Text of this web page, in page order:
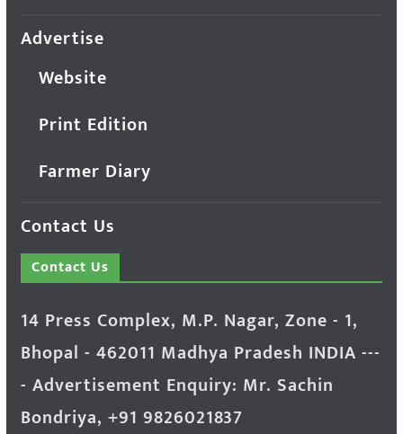
Advertise
Website
Print Edition
Farmer Diary
Contact Us
Contact Us
14 Press Complex, M.P. Nagar, Zone - 1,
Bhopal - 462011 Madhya Pradesh INDIA ---
- Advertisement Enquiry: Mr. Sachin
Bondriya, +91 9826021837